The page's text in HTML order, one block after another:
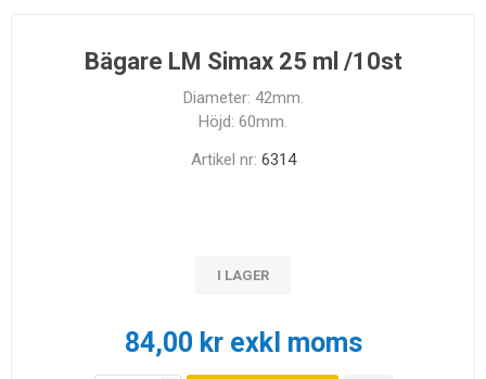
Bägare LM Simax 25 ml /10st
Diameter: 42mm.
Höjd: 60mm.
Artikel nr: 6314
I LAGER
84,00 kr exkl moms